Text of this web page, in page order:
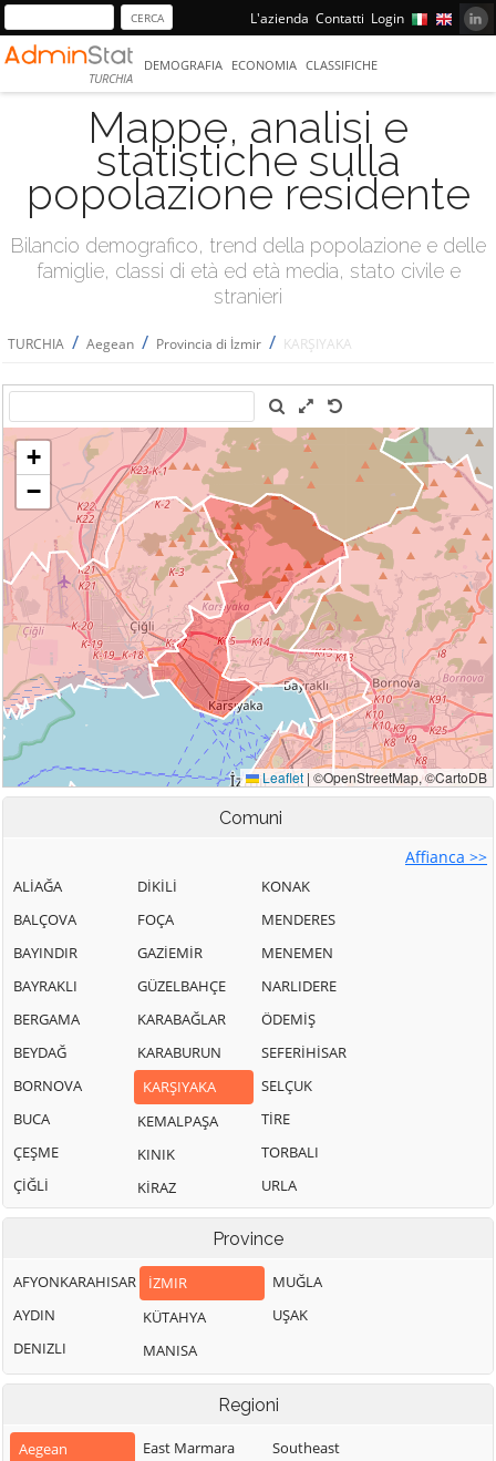
L'azienda Contatti Login
TURCHIA
DEMOGRAFIA ECONOMIA CLASSIFICHE
Mappe, analisi e
statistiche sulla
popolazione residente
Bilancio demografico, trend della popolazione e delle
famiglie, classi di età ed età media, stato civile e
stranieri
TURCHIA / Aegean / Provincia di İzmir / KARŞIYAKA
Comuni
Affianca >>
ALİAĞA
BALÇOVA
BAYINDIR
BAYRAKLI
BERGAMA
BEYDAĞ
BORNOVA
BUCA
ÇEŞME
ÇİĞLİ
DİKİLİ
FOÇA
GAZİEMİR
GÜZELBAHÇE
KARABAĞLAR
KARABURUN
KARŞIYAKA
KEMALPAŞA
KINIK
KİRAZ
KONAK
MENDERES
MENEMEN
NARLIDERE
ÖDEMİŞ
SEFERİHİSAR
SELÇUK
TİRE
TORBALI
URLA
Province
AFYONKARAHISAR
AYDIN
DENIZLI
İZMIR
KÜTAHYA
MANISA
MUĞLA
UŞAK
Regioni
Aegean
East Marmara
Southeast